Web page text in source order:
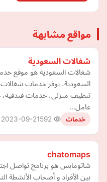
مواقع مشابهة
شغالات السعودية
شغالات السعودية هو موقع
السعودية، يوفر خدمات شغالات
تنظيف منزلي، خدمات فندقية،
عامل…
خدمات 2023-09-21
chatomaps
شاتومابس هو برنامج تواصل
بين الأفراد و أصحاب الأنشطة